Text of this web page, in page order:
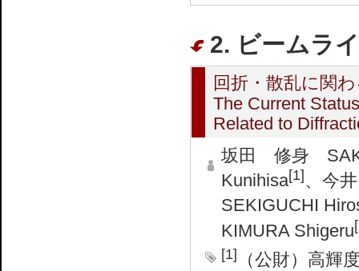
2. ビームラ
回折・散乱に関
The Current
Related to
坂田 修身
Kunihisa[1] 、今
SEKIGUCHI
KIMURA Shigeru
[1]
（公財）高